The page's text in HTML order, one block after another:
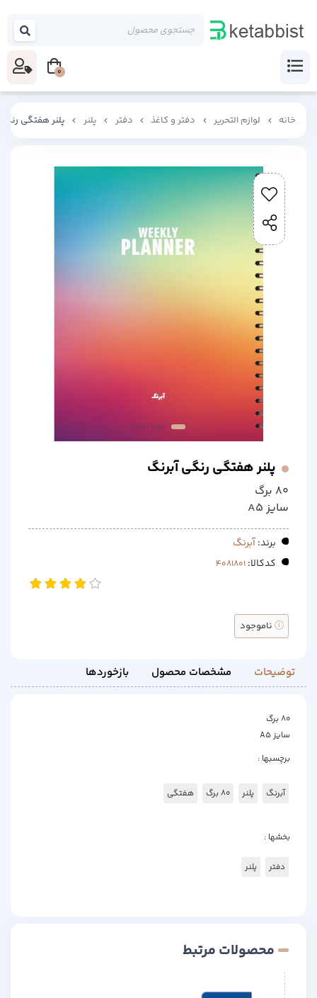
خانه لوازم التحریر دفتر و کاغذ دفتر پلنر پلنر هفتگی
پلنر هفتگی رنگی آبرنگ
80 برگ
سایز A5
برند:آبرنگ
کدکالا:
ناموجود
توضیحات مشخصات محصول بازخوردها
80 برگ
سایز A5
برچسبها :
آبرنگ پلنر 80 برگ هفتگی
بخشها :
دفتر پلنر
محصولات مرتبط
0